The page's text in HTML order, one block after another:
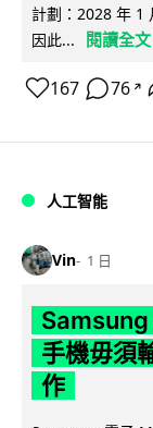
計劃：2028 年 1
因此...
閱讀全文
167 76 ↗
人工智能
Vin 1 日
Samsung
手機毋須
作